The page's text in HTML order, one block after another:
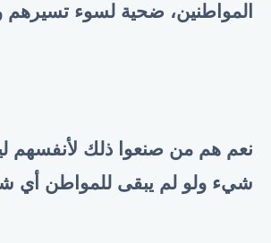
المواطنين، ضحية لسوء تسيرهم
نعم هم من صنعوا ذلك لأنفسهم
شيء ولو لم يبقى للمواطن أي